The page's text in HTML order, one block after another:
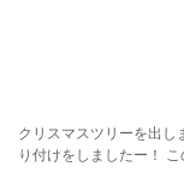
クリスマスツリーを出
り付けをしましたー！